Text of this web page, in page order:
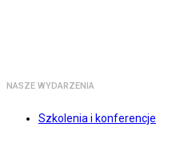
NASZE WYDARZENIA
Szkolenia i konferencje